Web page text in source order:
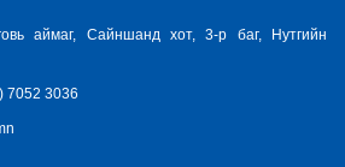
аймаг, Сайншанд хот, 3-р баг, Нутгийн
7052 3036